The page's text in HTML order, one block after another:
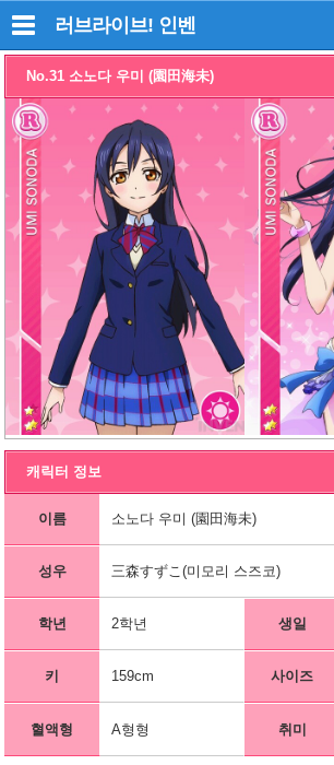
러브라이브! 인벤
No.31 소노다 우미 (園田海未)
캐릭터 정보
이름 소노다 우미 (園田海未)
성우 三森すずこ(미모리 스즈코)
학년 2학년 생일
키 159cm 사이즈
혈액형 A형형 취미